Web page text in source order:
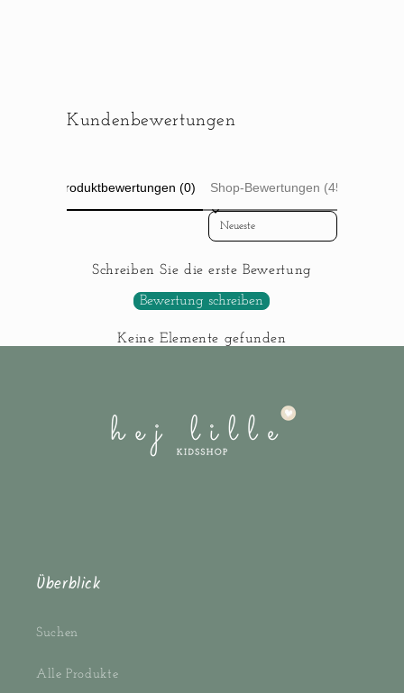
Kundenbewertungen
Produktbewertungen (0) Shop-Bewertungen (45)
Sort reviews by
Schreiben Sie die erste Bewertung
Bewertung schreiben
Keine Elemente gefunden
Überblick
Suchen
Alle Produkte